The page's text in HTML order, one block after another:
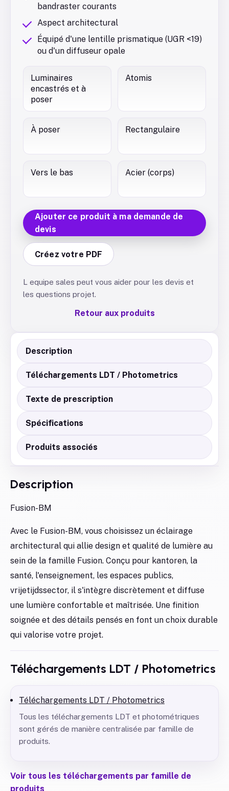
bandraster courants
Aspect architectural
Équipé d'une lentille prismatique (UGR <19)
ou d'un diffuseur opale
Luminaires
encastrés et à
poser
Atomis
À poser Rectangulaire
Vers le bas Acier (corps)
Ajouter ce produit à ma demande de
devis
Créez votre PDF
L equipe sales peut vous aider pour les devis et
les questions projet.
Retour aux produits
Description
Téléchargements LDT / Photometrics
Texte de prescription
Spécifications
Produits associés
Description
Fusion-BM
Avec le Fusion-BM, vous choisissez un éclairage
architectural qui allie design et qualité de lumière au
sein de la famille Fusion. Conçu pour kantoren, la
santé, l'enseignement, les espaces publics,
vrijetijdssector, il s'intègre discrètement et diffuse
une lumière confortable et maîtrisée. Une finition
soignée et des détails pensés en font un choix durable
qui valorise votre projet.
Téléchargements LDT / Photometrics
Téléchargements LDT / Photometrics
Tous les téléchargements LDT et photométriques
sont gérés de manière centralisée par famille de
produits.
Voir tous les téléchargements par famille de
produits